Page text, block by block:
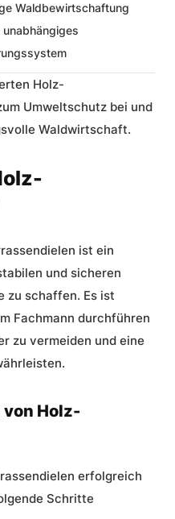
Waldbewirtschaftung
Holz-
Umweltschutz bei und
Waldwirtschaft.
ist ein
und sicheren
zu schaffen. Es ist
Fachmann durchführen
zu vermeiden und eine
Holz-
erfolgreich
Schritte